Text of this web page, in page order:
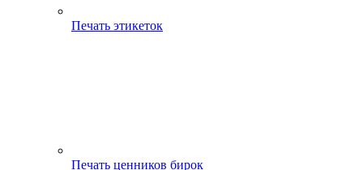
Печать этикеток
Печать ценников бирок